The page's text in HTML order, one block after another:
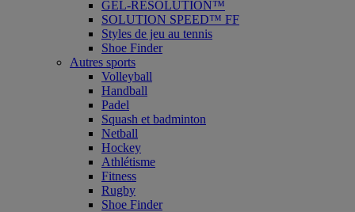
GEL-RESOLUTION™
SOLUTION SPEED™ FF
Styles de jeu au tennis
Shoe Finder
Autres sports
Volleyball
Handball
Padel
Squash et badminton
Netball
Hockey
Athlétisme
Fitness
Rugby
Shoe Finder